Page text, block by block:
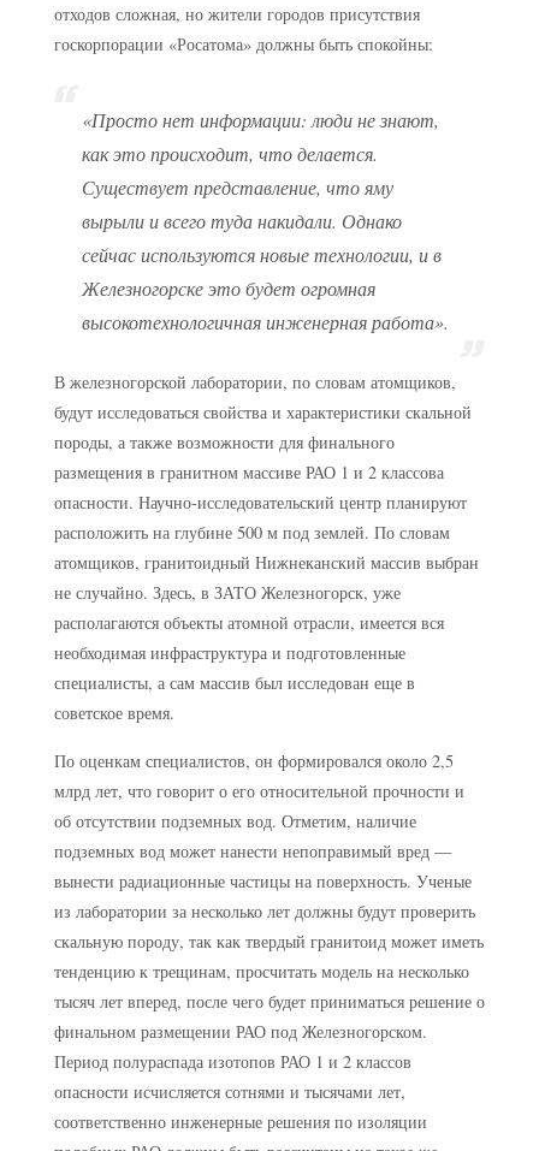
отходов сложная, но жители городов присутствия
госкорпорации «Росатома» должны быть спокойны:
«Просто нет информации: люди не знают,
как это происходит, что делается.
Существует представление, что яму
вырыли и всего туда накидали. Однако
сейчас используются новые технологии, и в
Железногорске это будет огромная
высокотехнологичная инженерная работа».
В железногорской лаборатории, по словам атомщиков,
будут исследоваться свойства и характеристики скальной
породы, а также возможности для финального
размещения в гранитном массиве РАО 1 и 2 классова
опасности. Научно-исследовательский центр планируют
расположить на глубине 500 м под землей. По словам
атомщиков, гранитоидный Нижнеканский массив выбран
не случайно. Здесь, в ЗАТО Железногорск, уже
располагаются объекты атомной отрасли, имеется вся
необходимая инфраструктура и подготовленные
специалисты, а сам массив был исследован еще в
советское время.
По оценкам специалистов, он формировался около 2,5
млрд лет, что говорит о его относительной прочности и
об отсутствии подземных вод. Отметим, наличие
подземных вод может нанести непоправимый вред —
вынести радиационные частицы на поверхность. Ученые
из лаборатории за несколько лет должны будут проверить
скальную породу, так как твердый гранитоид может иметь
тенденцию к трещинам, просчитать модель на несколько
тысяч лет вперед, после чего будет приниматься решение о
финальном размещении РАО под Железногорском.
Период полураспада изотопов РАО 1 и 2 классов
опасности исчисляется сотнями и тысячами лет,
соответственно инженерные решения по изоляции